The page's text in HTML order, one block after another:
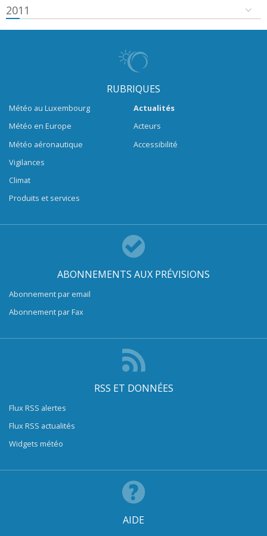
2011
RUBRIQUES
Météo au Luxembourg
Météo en Europe
Météo aéronautique
Vigilances
Climat
Produits et services
Actualités
Acteurs
Accessibilité
ABONNEMENTS AUX PRÉVISIONS
Abonnement par email
Abonnement par Fax
RSS ET DONNÉES
Flux RSS alertes
Flux RSS actualités
Widgets météo
AIDE